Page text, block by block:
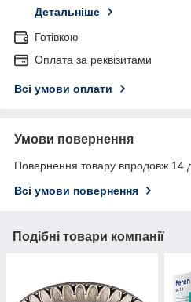
Детальніше
Готівкою
Оплата за реквізитами
Всі умови оплати
Умови повернення
Повернення товару впродовж 14
Всі умови повернення
Подібні товари компанії